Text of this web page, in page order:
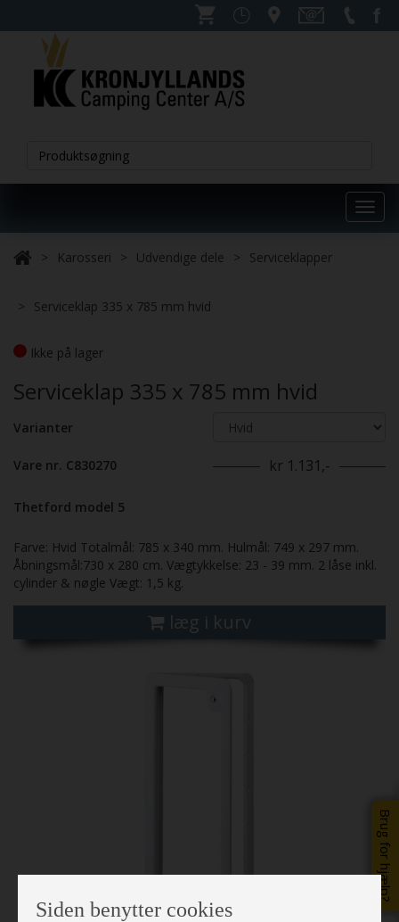
Brug for hjælp?
Karosseri Udvendige dele Serviceklapper
Serviceklap 335 x 785 mm hvid
Ikke på lager
Serviceklap 335 x 785 mm hvid
Varianter
Vare nr. C830270 kr 1.131,-
Thetford model 5
Farve: Hvid Totalmål: 785 x 340 mm. Hulmål: 749 x 297 mm.
Åbningsmål:730 x 280 cm. Vægtykkelse: 23 - 39 mm. 2 låse inkl.
cylinder & nøgle Vægt: 1,5 kg.
læg i kurv
Siden benytter cookies